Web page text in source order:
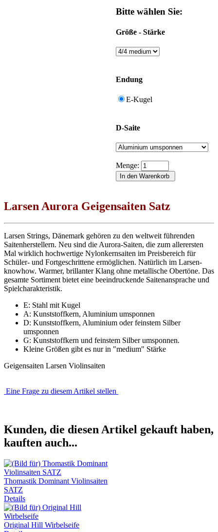
Bitte wählen Sie:
Größe - Stärke
Endung
E-Kugel
D-Saite
Menge:
Larsen Aurora Geigensaiten Satz
Larsen Strings, Dänemark gehören zu den weltweit führenden
Saitenherstellern. Neu sind die Aurora-Saiten, die zum allerersten
Mal wirklich hochwertige Nylonkernsaiten im Preisbereich für
Schüler- und Fortgeschrittene ermöglichen. Natürlich im Larsen-
knowhow. Warmer, brillanter Klang ohne metallische Obertöne. Das
gesamte Sortiment bietet eine beeindruckende Saitenansprache und
Spielcharakteristik.
E: Stahl mit Kugel
A: Kunststoffkern, Aluminium umsponnen
D: Kunststoffkern, Aluminium oder feinstem Silber
umsponnen
G: Kunststoffkern und feinstem Silber umsponnen.
Kleine Größen gibt es nur in "medium" Stärke
Geigensaiten Larsen Violinsaiten
Eine Frage zu diesem Artikel stellen
Kunden, die diesen Artikel gekauft haben,
kauften auch...
Thomastik Dominant Violinsaiten
SATZ
Details
Original Hill Wirbelseife